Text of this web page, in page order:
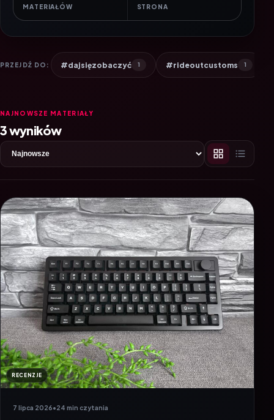
MATERIAŁÓW STRONA
PRZEJDŹ DO: #dajsięzobaczyć 1 #rideoutcustoms 1
NAJNOWSZE MATERIAŁY
3 wyników
RECENZJE
7 lipca 2026•24 min czytania